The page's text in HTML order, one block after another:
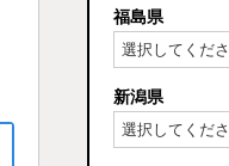
福島県
新潟県